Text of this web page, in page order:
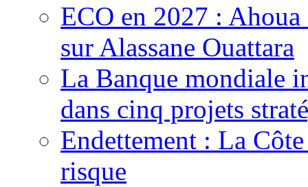
ECO en 2027 :
sur Alassane Ouattara
La Banque mondiale
dans cinq projets
Endettement : La
risque